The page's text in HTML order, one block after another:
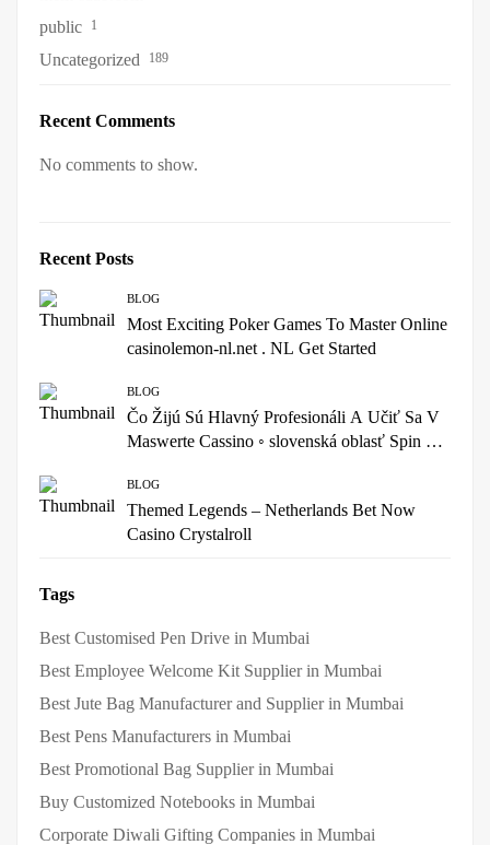
public 1
Uncategorized 189
Recent Comments
No comments to show.
Recent Posts
BLOG
Most Exciting Poker Games To Master Online
casinolemon-nl.net . NL Get Started
BLOG
Čo Žijú Sú Hlavný Profesionáli A Učiť Sa V
Maswerte Cassino ◦ slovenská oblasť Spin &
BLOG
Themed Legends – Netherlands Bet Now
Casino Crystalroll
Tags
Best Customised Pen Drive in Mumbai
Best Employee Welcome Kit Supplier in Mumbai
Best Jute Bag Manufacturer and Supplier in Mumbai
Best Pens Manufacturers in Mumbai
Best Promotional Bag Supplier in Mumbai
Buy Customized Notebooks in Mumbai
Corporate Diwali Gifting Companies in Mumbai